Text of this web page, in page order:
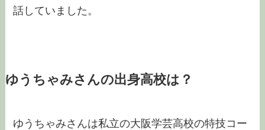
話していました。
ゆうちゃみさんの出身高校は？
ゆうちゃみさんは私立の大阪学芸高校の特技コー